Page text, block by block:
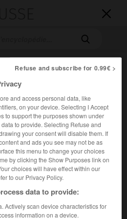


>divisionnisme lombard
lombard
Larousse « Dictionnaire
Refuse and subscribe for 0.99€ >
and access personal data, like
on your device. Selecting I Accept
to support the purposes shown under
to provide. Selecting Refuse and
your consent will disable them. If
and ads you see may not be as
this menu to change your choices
by clicking the Show Purposes link on
choices will have effect within our
to our Privacy Policy.
data to provide:
Actively scan device characteristics for
information on a device.